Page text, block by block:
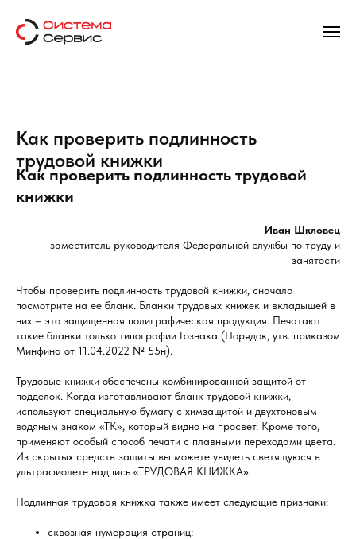
Как проверить подлинность
трудовой книжки
Как проверить подлинность трудовой
книжки
Иван Шкловец
заместитель руководителя Федеральной службы по труду и
занятости
Чтобы проверить подлинность трудовой книжки, сначала
посмотрите на ее бланк. Бланки трудовых книжек и вкладышей в
них – это защищенная полиграфическая продукция. Печатают
такие бланки только типографии Гознака (Порядок, утв. приказом
Минфина от 11.04.2022 № 55н).
Трудовые книжки обеспечены комбинированной защитой от
подделок. Когда изготавливают бланк трудовой книжки,
используют специальную бумагу с химзащитой и двухтоновым
водяным знаком «ТК», который видно на просвет. Кроме того,
применяют особый способ печати с плавными переходами цвета.
Из скрытых средств защиты вы можете увидеть светящуюся в
ультрафиолете надпись «ТРУДОВАЯ КНИЖКА».
Подлинная трудовая книжка также имеет следующие признаки:
сквозная нумерация страниц;